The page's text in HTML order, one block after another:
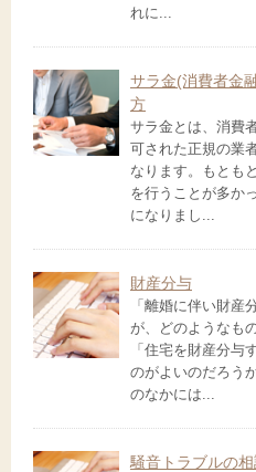
れに...
サラ金(消費者金
方
サラ金とは、消費
可された正規の業
なります。もとも
を行うことが多か
になりまし...
財産分与
「離婚に伴い財産
が、どのようなも
「住宅を財産分与
のがよいのだろう
のなかには...
騒音トラブルの